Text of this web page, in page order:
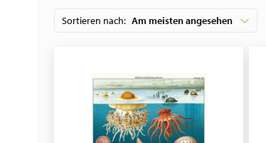
Sortieren nach: Am meisten angesehen